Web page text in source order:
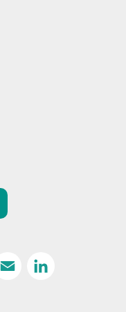
WhatsApp
Email